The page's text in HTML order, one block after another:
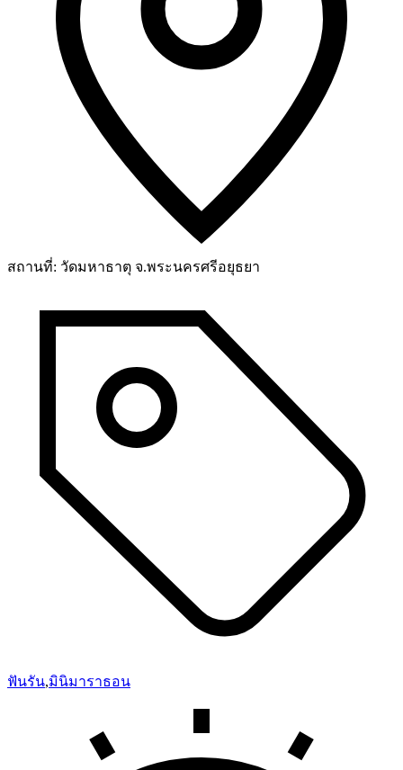
สถานที่: วัดมหาธาตุ จ.พระนครศรีอยุธยา
ฟันรัน,มินิมาราธอน